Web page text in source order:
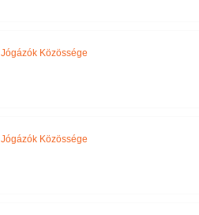
Jógázók Közössége
Jógázók Közössége